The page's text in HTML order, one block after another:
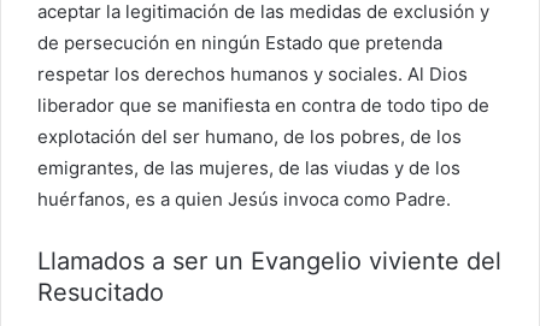
aceptar la legitimación de las medidas de exclusión y
de persecución en ningún Estado que pretenda
respetar los derechos humanos y sociales. Al Dios
liberador que se manifiesta en contra de todo tipo de
explotación del ser humano, de los pobres, de los
emigrantes, de las mujeres, de las viudas y de los
huérfanos, es a quien Jesús invoca como Padre.
Llamados a ser un Evangelio viviente del
Resucitado